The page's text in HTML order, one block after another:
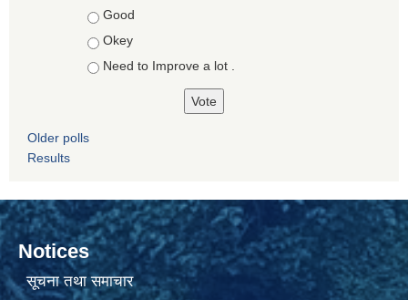
Good
Okey
Need to Improve a lot .
Older polls
Results
Notices
सूचना तथा समाचार